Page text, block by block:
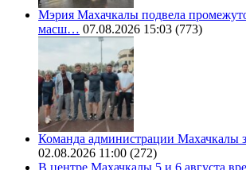
Мэрия Махачкалы подвела
масш… 07.08.2026 15:03 (773)
Команда администрации Махачкалы
02.08.2026 11:00 (272)